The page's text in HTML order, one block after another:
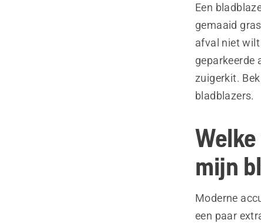
Een
gemaaid
afval niet wilt
geparkeerde
zuigerkit.
bladblazers.
mijn
Moderne
een paar